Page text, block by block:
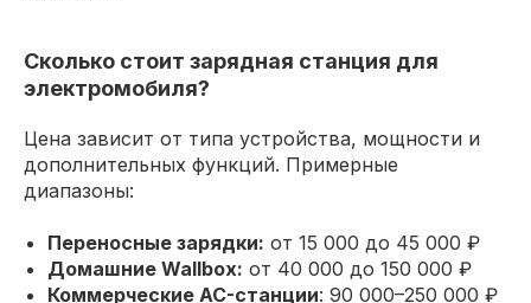
Сколько стоит зарядная станция для
электромобиля?
Цена зависит от типа устройства, мощности и
дополнительных функций. Примерные
диапазоны:
Переносные зарядки: от 15 000 до 45 000 ₽
Домашние Wallbox: от 40 000 до 150 000 ₽
Коммерческие AC-станции: 90 000–250 000 ₽